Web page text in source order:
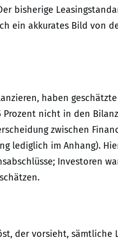
bisherige
ein akkurates Bild von
haben geschätzte
Prozent nicht in den
zwischen
lediglich im Anhang).
Investoren
der vorsieht, sämtliche